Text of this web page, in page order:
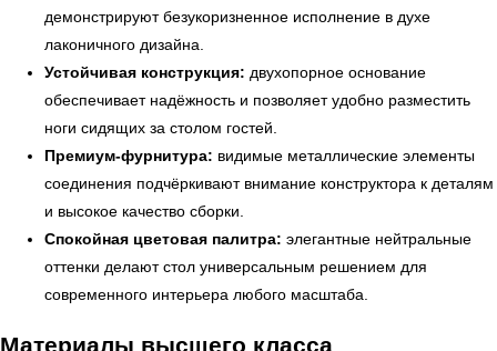
демонстрируют безукоризненное исполнение в духе
лаконичного дизайна.
Устойчивая конструкция: двухопорное основание
обеспечивает надёжность и позволяет удобно разместить
ноги сидящих за столом гостей.
Премиум-фурнитура: видимые металлические элементы
соединения подчёркивают внимание конструктора к деталям
и высокое качество сборки.
Спокойная цветовая палитра: элегантные нейтральные
оттенки делают стол универсальным решением для
современного интерьера любого масштаба.
Материалы высшего класса
← Вернуться на предыдущую страницу